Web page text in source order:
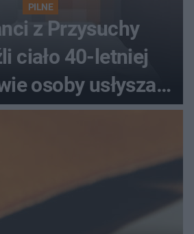
PILNE
z Przysuchy
ciało 40-letniej
osoby usłyszały
zabójstwa